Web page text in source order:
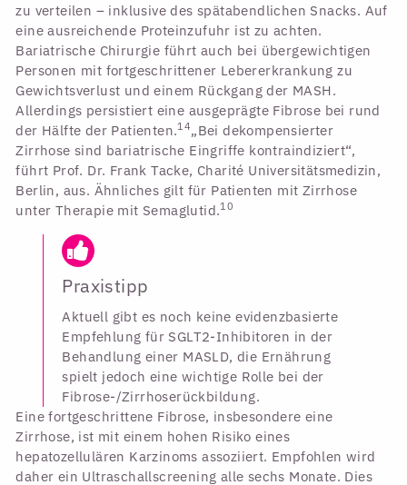
zu verteilen – inklusive des spätabendlichen Snacks. Auf
eine ausreichende Proteinzufuhr ist zu achten.
Bariatrische Chirurgie führt auch bei übergewichtigen
Personen mit fortgeschrittener Lebererkrankung zu
Gewichtsverlust und einem Rückgang der MASH.
Allerdings persistiert eine ausgeprägte Fibrose bei rund
der Hälfte der Patienten.14„Bei dekompensierter
Zirrhose sind bariatrische Eingriffe kontraindiziert“,
führt Prof. Dr. Frank Tacke, Charité Universitätsmedizin,
Berlin, aus. Ähnliches gilt für Patienten mit Zirrhose
unter Therapie mit Semaglutid.10
Praxistipp
Aktuell gibt es noch keine evidenzbasierte
Empfehlung für SGLT2-Inhibitoren in der
Behandlung einer MASLD, die Ernährung
spielt jedoch eine wichtige Rolle bei der
Fibrose-/Zirrhoserückbildung.
Eine fortgeschrittene Fibrose, insbesondere eine
Zirrhose, ist mit einem hohen Risiko eines
hepatozellulären Karzinoms assoziiert. Empfohlen wird
daher ein Ultraschallscreening alle sechs Monate. Dies